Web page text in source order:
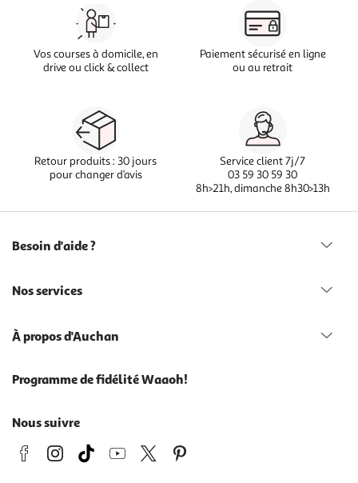
Vos courses à domicile, en
drive ou click & collect
Paiement sécurisé en ligne
ou au retrait
Retour produits : 30 jours
pour changer d’avis
Service client 7j/7
03 59 30 59 30
8h>21h, dimanche 8h30>13h
Besoin d'aide ?
Nos services
À propos d'Auchan
Programme de fidélité Waaoh!
Nous suivre